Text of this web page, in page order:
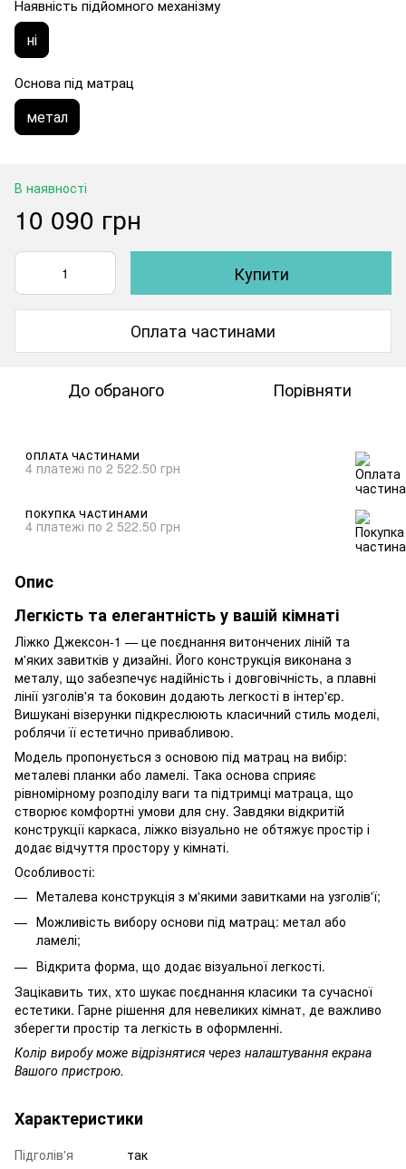
Наявність підйомного механізму
ні
Основа під матрац
метал
В наявності
10 090 грн
Купити
Оплата частинами
До обраного Порівняти
ОПЛАТА ЧАСТИНАМИ
4 платежі по 2 522.50 грн
ПОКУПКА ЧАСТИНАМИ
4 платежі по 2 522.50 грн
Опис
Легкість та елегантність у вашій кімнаті
Ліжко Джексон-1 — це поєднання витончених ліній та
м'яких завитків у дизайні. Його конструкція виконана з
металу, що забезпечує надійність і довговічність, а плавні
лінії узголів'я та боковин додають легкості в інтер'єр.
Вишукані візерунки підкреслюють класичний стиль моделі,
роблячи її естетично привабливою.
Модель пропонується з основою під матрац на вибір:
металеві планки або ламелі. Така основа сприяє
рівномірному розподілу ваги та підтримці матраца, що
створює комфортні умови для сну. Завдяки відкритій
конструкції каркаса, ліжко візуально не обтяжує простір і
додає відчуття простору у кімнаті.
Особливості:
Металева конструкція з м'якими завитками на узголів'ї;
Можливість вибору основи під матрац: метал або
ламелі;
Відкрита форма, що додає візуальної легкості.
Зацікавить тих, хто шукає поєднання класики та сучасної
естетики. Гарне рішення для невеликих кімнат, де важливо
зберегти простір та легкість в оформленні.
Колір виробу може відрізнятися через налаштування екрана
Вашого пристрою.
Характеристики
Підголів'я так